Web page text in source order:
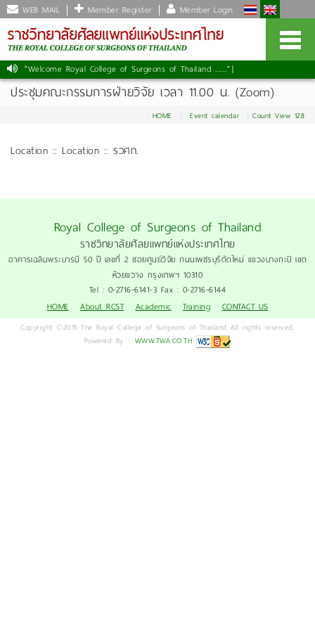
WEB MAIL Member Register Member Login
"Welcome Royal College of Surgeons of Thailand ......." |
ประชุมคณะกรรมการฝ่ายวิจัย เวลา 11.00 น. (Zoom)
HOME Event calendar Count View 128
Location :: Location :: รวศท.
Royal College of Surgeons of Thailand
ราชวิทยาลัยศัลยแพทย์แห่งประเทศไทย
อาคารเฉลิมพระบารมี 50 ปี เลขที่ 2 ซอยศูนย์วิจัย ถนนเพชรบุรีตัดใหม่ แขวงบางกะปิ เขต
ห้วยขวาง กรุงเทพฯ 10310
Tel : 0-2716-6141-3 Fax : 0-2716-6144
HOME
About RCST Academic Training CONTACT US
Copyright ©2015 The Royal College of Surgeons of Thailand All rights reserved.
Powered By :: WWW.TWA.CO.TH